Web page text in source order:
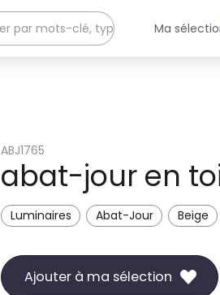
Ma
ABJ1765
abat-jour en
Luminaires Abat-Jour Beige
Ajouter à ma sélection